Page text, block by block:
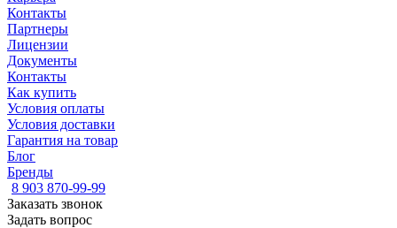
Контакты
Партнеры
Лицензии
Документы
Контакты
Как купить
Условия оплаты
Условия доставки
Гарантия на товар
Блог
Бренды
8 903 870-99-99
Заказать звонок
Задать вопрос